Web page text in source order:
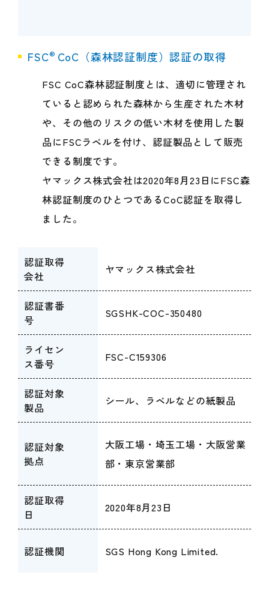
FSC® CoC（森林認証制度）認証の取得
FSC CoC森林認証制度とは、適切に管理され
ていると認められた森林から生産された木材
や、その他のリスクの低い木材を使用した製
品にFSCラベルを付け、認証製品として販売
できる制度です。
ヤマックス株式会社は2020年8月23日にFSC森
林認証制度のひとつであるCoC認証を取得し
ました。
認証取得
会社
ヤマックス株式会社
認証書番
号
SGSHK-COC-350480
ライセン
ス番号
FSC-C159306
認証対象
製品
シール、ラベルなどの紙製品
認証対象
拠点
大阪工場・埼玉工場・大阪営業
部・東京営業部
認証取得
日
2020年8月23日
認証機関 SGS Hong Kong Limited.